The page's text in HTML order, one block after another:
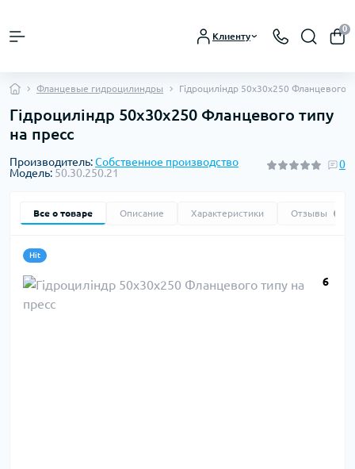
Клиенту
0
Фланцевые гидроцилиндры Гідроциліндр 50х30х250 Фланцевого
Гідроциліндр 50х30х250 Фланцевого типу
на пресс
Производитель:Собственное производство
Модель: 50.30.250.21
0
Все о товаре Описание Характеристики Отзывы
Hit
6